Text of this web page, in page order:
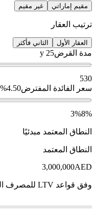
مقيم إماراتي غير مقيم
ترتيب العقار
العقار الأول الثاني فأكثر
مدة القرض25 y
530
سعر الفائدة المفترض4.50%
3%8%
النطاق المعتمد مبدئيًا
النطاق المعتمد
AED
3,000,000
وفق قواعد LTV للمصرف المركزي الإماراتي ونسبة الديون ≤ 50% من الدخل.